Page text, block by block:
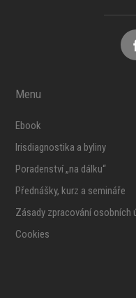
Menu
Ebook
Irisdiagnostika a byliny
Poradenství „na dálku“
Přednášky, kurz a semináře
Zásady zpracování osobních
Cookies